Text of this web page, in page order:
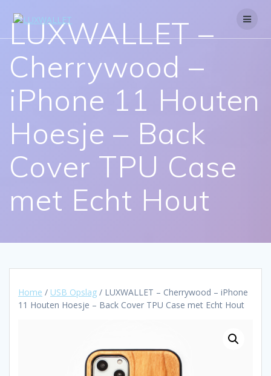
LUXWALLET –
Cherrywood –
iPhone 11 Houten
Hoesje – Back
Cover TPU Case
met Echt Hout
Home / USB Opslag / LUXWALLET – Cherrywood – iPhone
11 Houten Hoesje – Back Cover TPU Case met Echt Hout